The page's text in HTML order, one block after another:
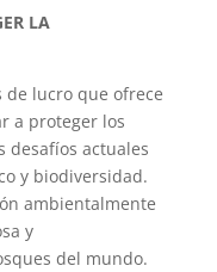
LA
de lucro que ofrece
a proteger los
desafíos actuales
y biodiversidad.
ambientalmente
y
del mundo.